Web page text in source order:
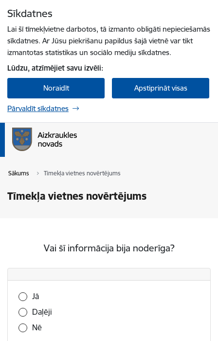
Sīkdatnes
Lai šī tīmekļvietne darbotos, tā izmanto obligāti nepieciešamās
sīkdatnes. Ar Jūsu piekrišanu papildus šajā vietnē var tikt
izmantotas statistikas un sociālo mediju sīkdatnes.
Lūdzu, atzīmējiet savu izvēli:
Noraidīt Apstiprināt visas
Pārvaldīt sīkdatnes
Sākums Tīmekļa vietnes novērtējums
Tīmekļa vietnes novērtējums
Vai šī informācija bija noderīga?
Vai šī informācija bija noderīga?
Jā
Daļēji
Nē